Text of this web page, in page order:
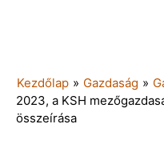
Kezdőlap » Gazdaság »
2023, a KSH
összeírása